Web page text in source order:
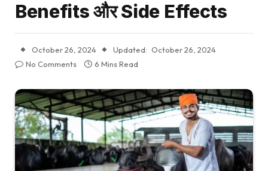
Benefits और Side Effects
October 26, 2024 Updated: October 26, 2024
No Comments
6 Mins Read